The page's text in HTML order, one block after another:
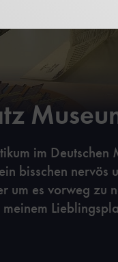
im Deutschen
bisschen nervös
um es vorweg zu